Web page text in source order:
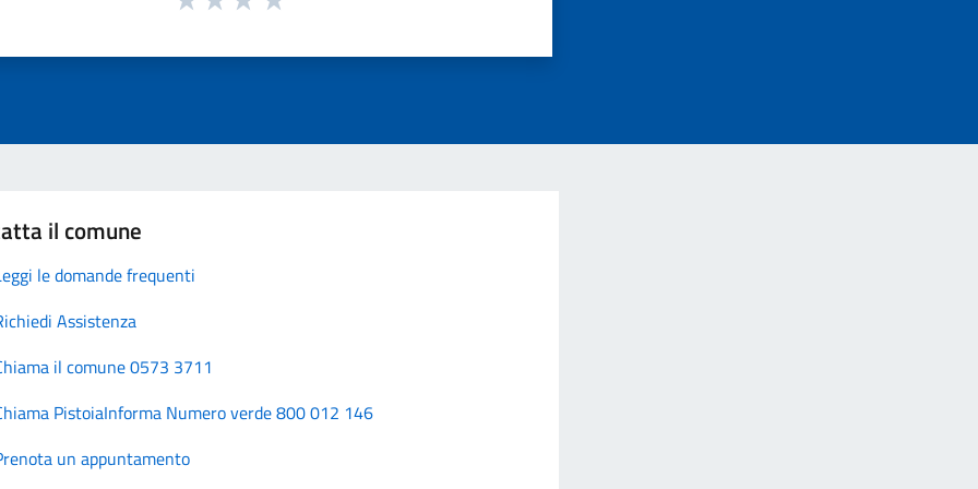
il comune
le domande frequenti
Assistenza
il comune 0573 3711
PistoiaInforma Numero verde 800 012 146
un appuntamento